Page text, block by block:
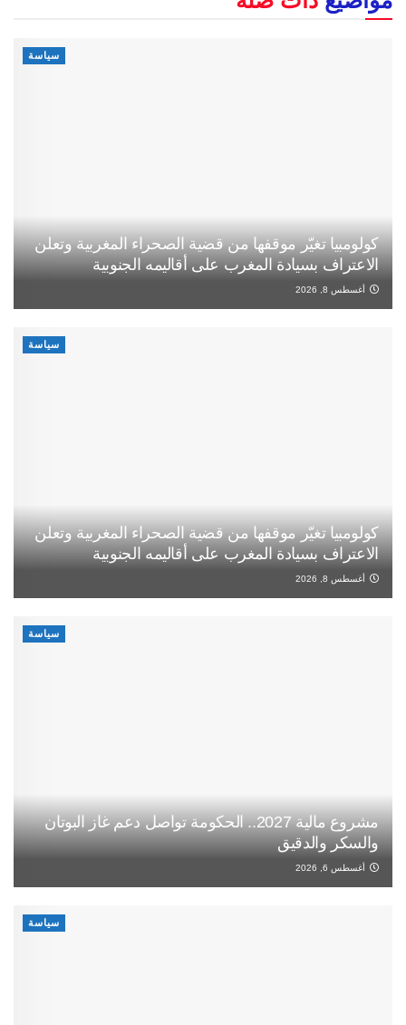
سياسة
كولومبيا تغيّر موقفها من قضية الصحراء المغربية وتعلن
الاعتراف بسيادة المغرب على أقاليمه الجنوبية
أغسطس 8, 2026
سياسة
كولومبيا تغيّر موقفها من قضية الصحراء المغربية وتعلن
الاعتراف بسيادة المغرب على أقاليمه الجنوبية
أغسطس 8, 2026
سياسة
مشروع مالية 2027.. الحكومة تواصل دعم غاز البوتان
والسكر والدقيق
أغسطس 6, 2026
سياسة